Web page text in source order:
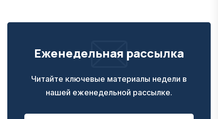
Еженедельная рассылка
Читайте ключевые материалы недели в
нашей еженедельной рассылке.